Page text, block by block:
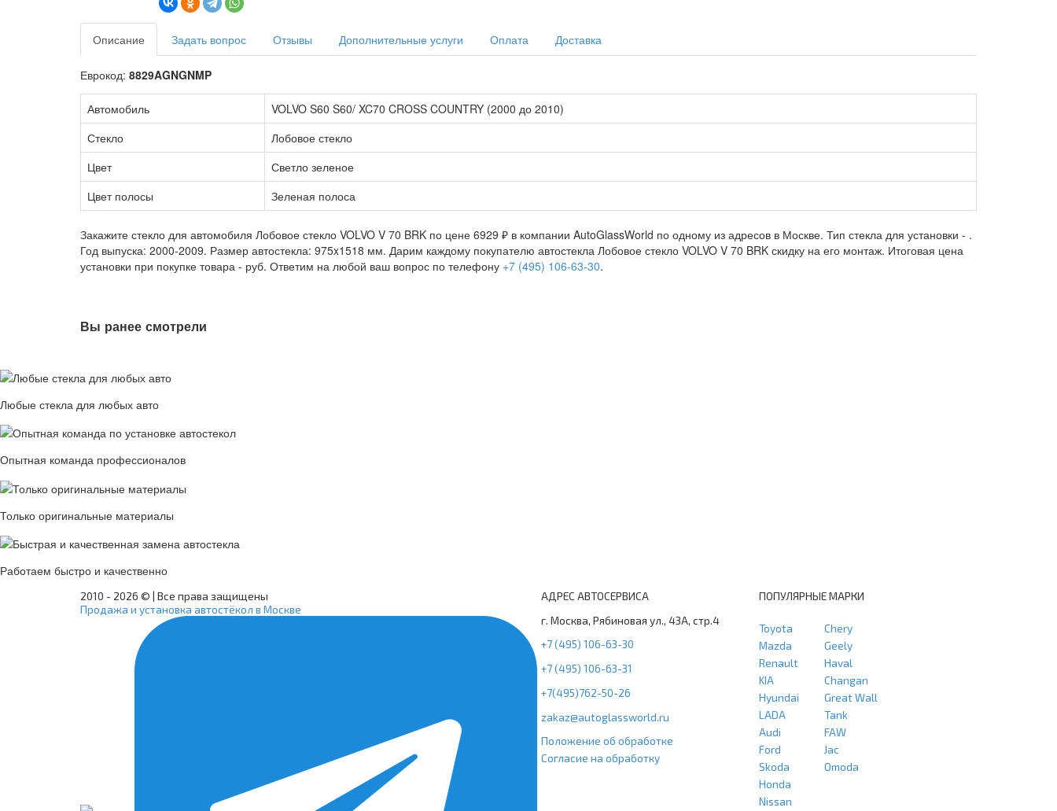
Описание Задать вопрос Отзывы Дополнительные услуги Оплата Доставка
Еврокод: 8829AGNGNMP
Автомобиль
VOLVO S60 S60/ XC70 CROSS COUNTRY (2000 до 2010)
Стекло
Лобовое стекло
Цвет
Светло зеленое
Цвет полосы
Зеленая полоса
Закажите стекло для автомобиля Лобовое стекло VOLVO V 70 BRK по цене 6929 ₽ в компании AutoGlassWorld по одному из адресов в Москве. Тип стекла для установки - .
Год выпуска: 2000-2009. Размер автостекла: 975x1518 мм. Дарим каждому покупателю автостекла Лобовое стекло VOLVO V 70 BRK скидку на его монтаж. Итоговая цена
установки при покупке товара - руб. Ответим на любой ваш вопрос по телефону +7 (495) 106-63-30.
Вы ранее смотрели
Любые стекла для любых авто
Опытная команда профессионалов
Только оригинальные материалы
Работаем быстро и качественно
2010 - 2026 © | Все права защищены
Продажа и установка автостёкол в Москве
АДРЕС АВТОСЕРВИСА
г. Москва, Рябиновая ул., 43А, стр.4
+7 (495) 106-63-30
+7 (495) 106-63-31
+7(495)762-50-26
zakaz@autoglassworld.ru
Положение об обработке
Согласие на обработку
ПОПУЛЯРНЫЕ МАРКИ
Toyota
Mazda
Renault
KIA
Hyundai
LADA
Audi
Ford
Skoda
Honda
Nissan
Chery
Geely
Haval
Changan
Great Wall
Tank
FAW
Jac
Omoda